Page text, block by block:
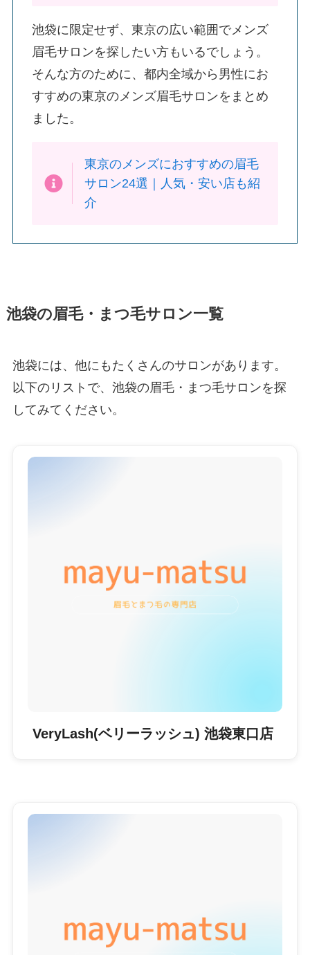
池袋に限定せず、東京の広い範囲でメンズ
眉毛サロンを探したい方もいるでしょう。
そんな方のために、都内全域から男性にお
すすめの東京のメンズ眉毛サロンをまとめ
ました。
東京のメンズにおすすめの眉毛
サロン24選｜人気・安い店も紹
介
池袋の眉毛・まつ毛サロン一覧
池袋には、他にもたくさんのサロンがあります。
以下のリストで、池袋の眉毛・まつ毛サロンを探
してみてください。
VeryLash(ベリーラッシュ) 池袋東口店